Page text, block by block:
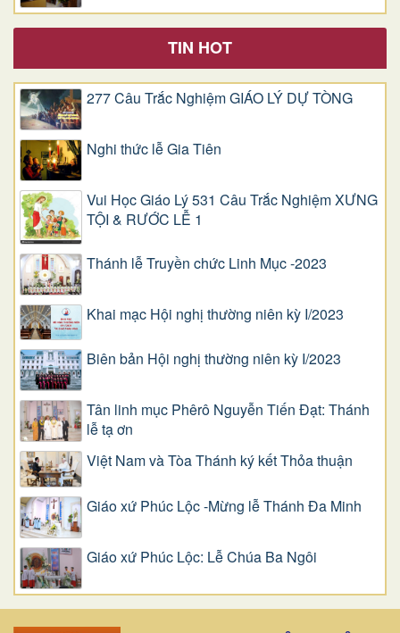
TIN HOT
277 Câu Trắc Nghiệm GIÁO LÝ DỰ TÒNG
Nghi thức lễ Gia Tiên
Vui Học Giáo Lý 531 Câu Trắc Nghiệm XƯNG
TỘI & RƯỚC LỄ 1
Thánh lễ Truyền chức Linh Mục -2023
Khai mạc Hội nghị thường niên kỳ I/2023
Biên bản Hội nghị thường niên kỳ I/2023
Tân linh mục Phêrô Nguyễn Tiến Đạt: Thánh
lễ tạ ơn
Việt Nam và Tòa Thánh ký kết Thỏa thuận
Giáo xứ Phúc Lộc -Mừng lễ Thánh Đa Minh
Giáo xứ Phúc Lộc: Lễ Chúa Ba Ngôi